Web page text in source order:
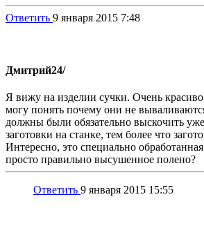
Ответить 9 января 2015 7:48
Дмитрий24/
Я вижу на изделии сучки. Очень красиво
могу понять почему они не
должны были обязательно выскочить
заготовки на станке, тем более что
Интересно, это специально
просто правильно высушенное полено?
Ответить 9 января 2015 15:55